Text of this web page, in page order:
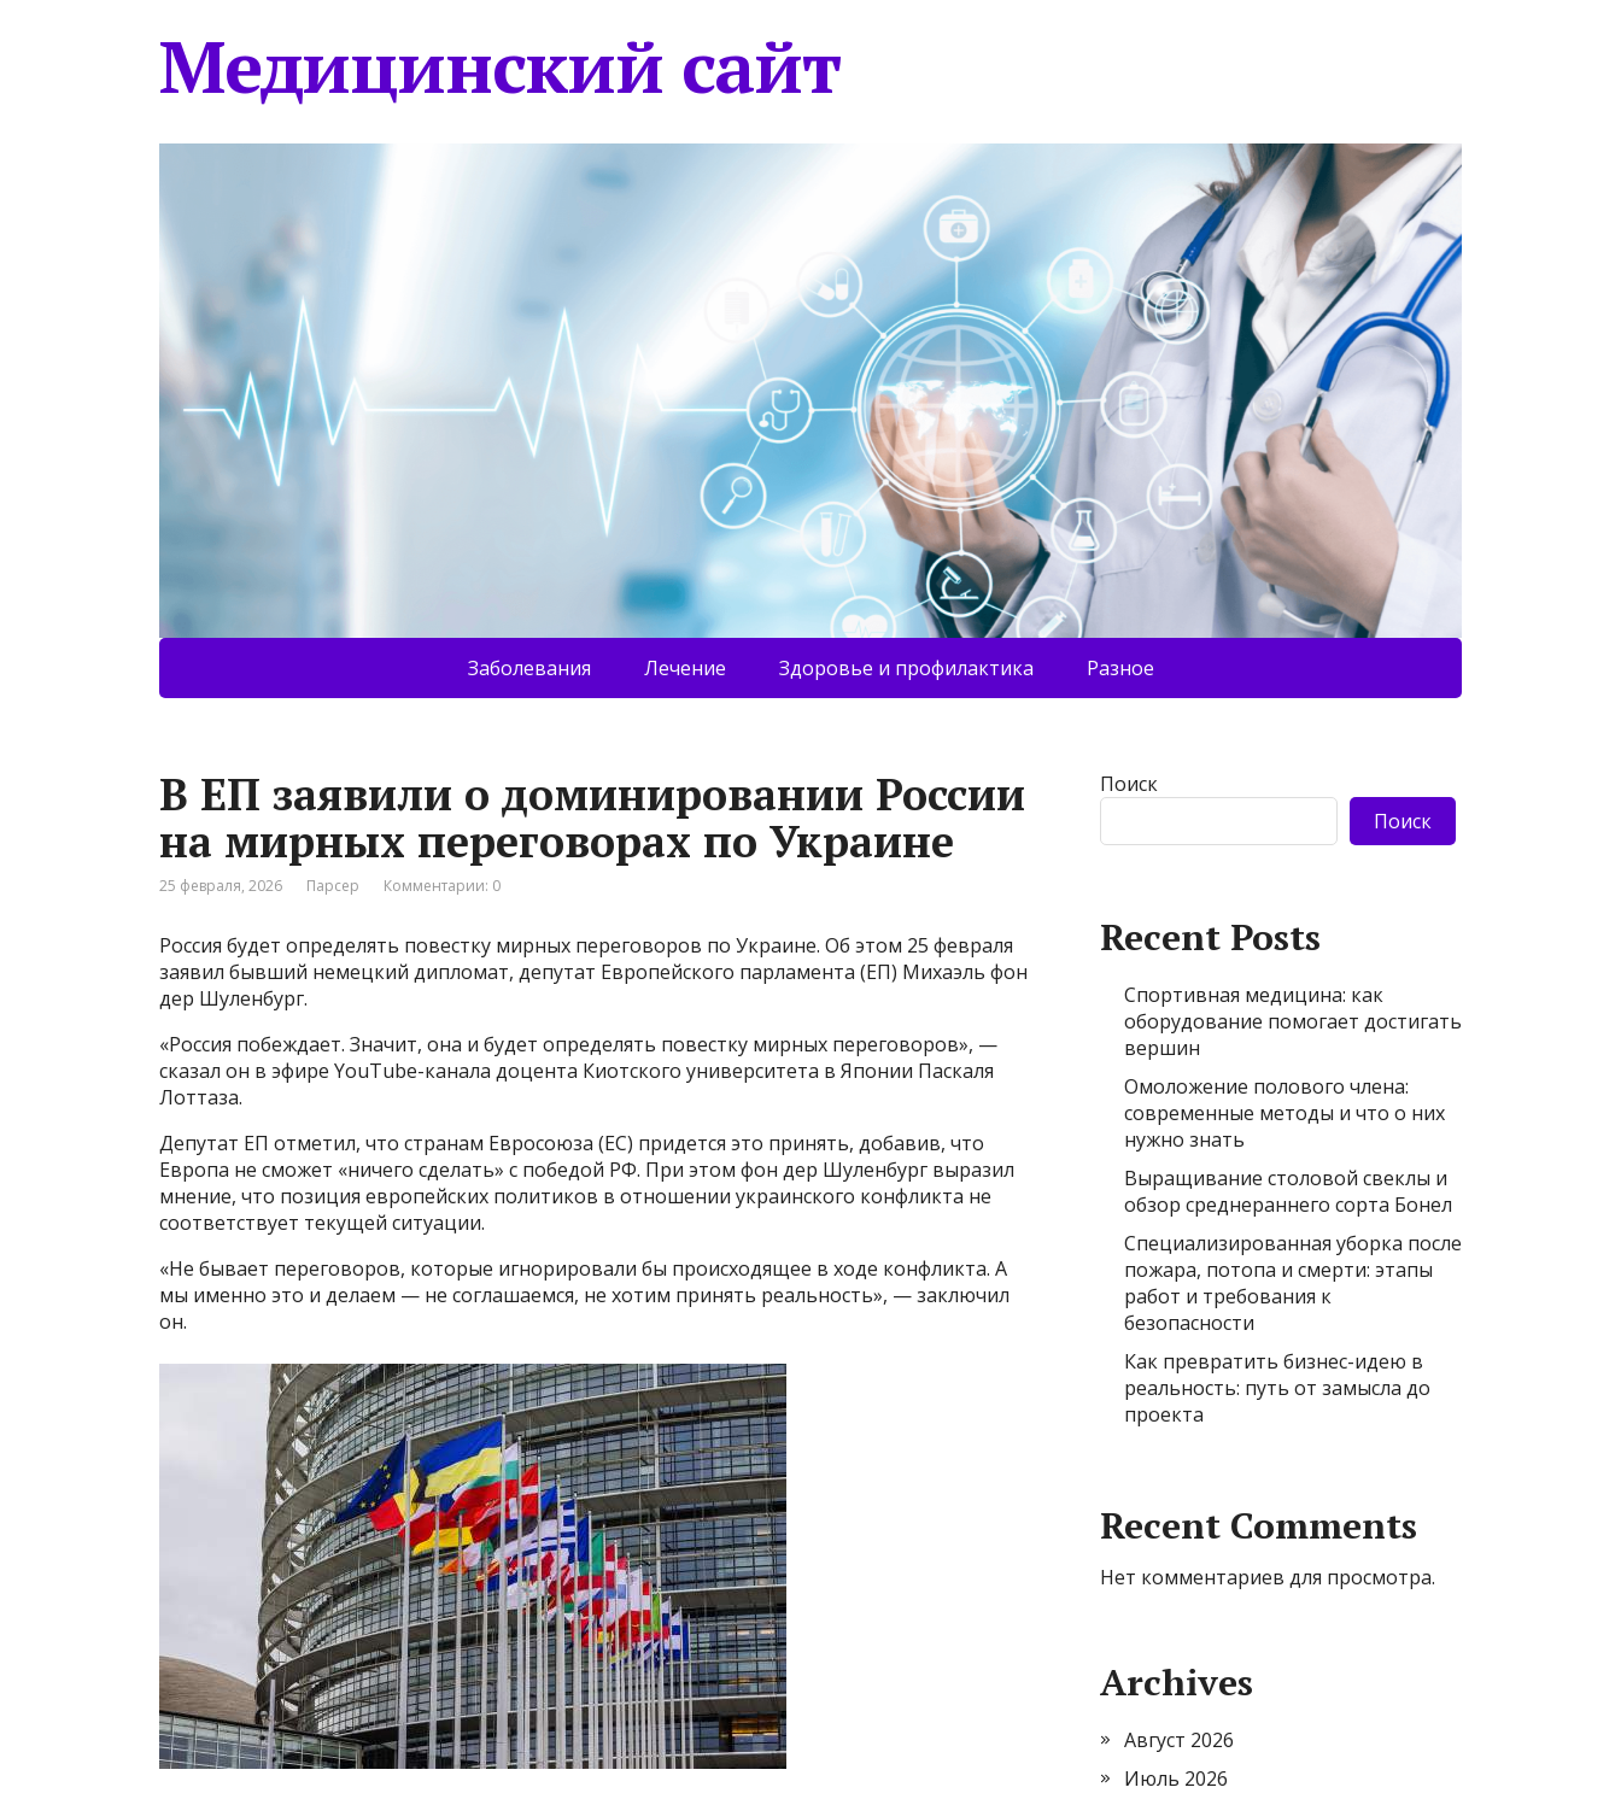
Медицинский сайт
Заболевания Лечение Здоровье и профилактика Разное
В ЕП заявили о доминировании России
на мирных переговорах по Украине
25 февраля, 2026 Парсер Комментарии: 0
Россия будет определять повестку мирных переговоров по Украине. Об этом 25 февраля
заявил бывший немецкий дипломат, депутат Европейского парламента (ЕП) Михаэль фон
дер Шуленбург.
«Россия побеждает. Значит, она и будет определять повестку мирных переговоров», —
сказал он в эфире YouTube-канала доцента Киотского университета в Японии Паскаля
Лоттаза.
Депутат ЕП отметил, что странам Евросоюза (ЕС) придется это принять, добавив, что
Европа не сможет «ничего сделать» с победой РФ. При этом фон дер Шуленбург выразил
мнение, что позиция европейских политиков в отношении украинского конфликта не
соответствует текущей ситуации.
«Не бывает переговоров, которые игнорировали бы происходящее в ходе конфликта. А
мы именно это и делаем — не соглашаемся, не хотим принять реальность», — заключил
он.
Поиск
Поиск
Recent Posts
Спортивная медицина: как
оборудование помогает достигать
вершин
Омоложение полового члена:
современные методы и что о них
нужно знать
Выращивание столовой свеклы и
обзор среднераннего сорта Бонел
Специализированная уборка после
пожара, потопа и смерти: этапы
работ и требования к
безопасности
Как превратить бизнес-идею в
реальность: путь от замысла до
проекта
Recent Comments
Нет комментариев для просмотра.
Archives
Август 2026
Июль 2026